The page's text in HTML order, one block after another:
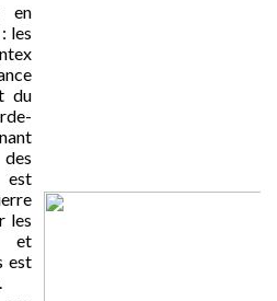
en
les
du
est
les
et
est